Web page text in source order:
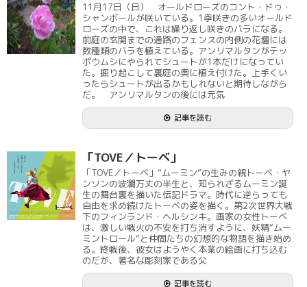
11月17日（日） オールドローズのコント・ドゥ・
シャンボールが咲いている。1季咲きの多いオールド
ローズの中で、これは繰り返し咲きのバラになる。
前庭の玄関までの通路のフェンスの内側の花壇には
数種類のバラを植えている。アンリマルタンがテッ
ポウムシにやられてシュートが1本だけになってい
た。掘り起こして裏庭の奥に植え付けた。上手くい
ったらシュートが出るかもしれないと期待しながら
だ。 アンリマルタンの後には元気
記事を読む
「TOVE／トーベ」
「TOVE／トーベ」“ムーミン”の生みの親トーベ・ヤ
ンソンの波瀾万丈の半生と、知られざるムーミン誕
生の舞台裏を描いた伝記ドラマ。時代に逆らっても
自由を求め続けたトーベの姿を描く。第2次世界大戦
下のフィンランド・ヘルシンキ。画家の女性トーベ
は、激しい戦火の不安を打ち消すように、妖精“ムー
ミントロール”と仲間たちの幻想的な物語を描き始め
る。終戦後、彼女はようやく本業の絵画に打ち込む
のだが、著名な彫刻家である父
記事を読む